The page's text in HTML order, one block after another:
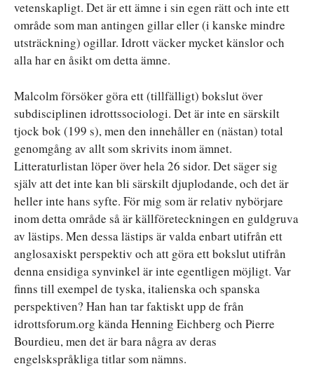
vetenskapligt. Det är ett ämne i sin egen rätt och inte ett
område som man antingen gillar eller (i kanske mindre
utsträckning) ogillar. Idrott väcker mycket känslor och
alla har en åsikt om detta ämne.
Malcolm försöker göra ett (tillfälligt) bokslut över
subdisciplinen idrottssociologi. Det är inte en särskilt
tjock bok (199 s), men den innehåller en (nästan) total
genomgång av allt som skrivits inom ämnet.
Litteraturlistan löper över hela 26 sidor. Det säger sig
själv att det inte kan bli särskilt djuplodande, och det är
heller inte hans syfte. För mig som är relativ nybörjare
inom detta område så är källföreteckningen en guldgruva
av lästips. Men dessa lästips är valda enbart utifrån ett
anglosaxiskt perspektiv och att göra ett bokslut utifrån
denna ensidiga synvinkel är inte egentligen möjligt. Var
finns till exempel de tyska, italienska och spanska
perspektiven? Han han tar faktiskt upp de från
idrottsforum.org kända Henning Eichberg och Pierre
Bourdieu, men det är bara några av deras
engelskspråkliga titlar som nämns.